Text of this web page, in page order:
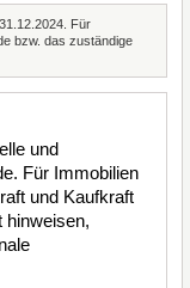
Für
bzw. das zuständige
und
Für Immobilien
und Kaufkraft
hinweisen,